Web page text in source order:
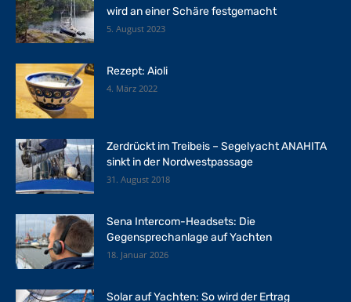
wird an einer Schäre festgemacht
5. August 2023
Rezept: Aioli
4. März 2022
Zerdrückt im Treibeis – Segelyacht ANAHITA
sinkt in der Nordwestpassage
31. August 2018
Sena Intercom-Headsets: Die
Gegensprechanlage auf Yachten
18. Januar 2026
Solar auf Yachten: So wird der Ertrag